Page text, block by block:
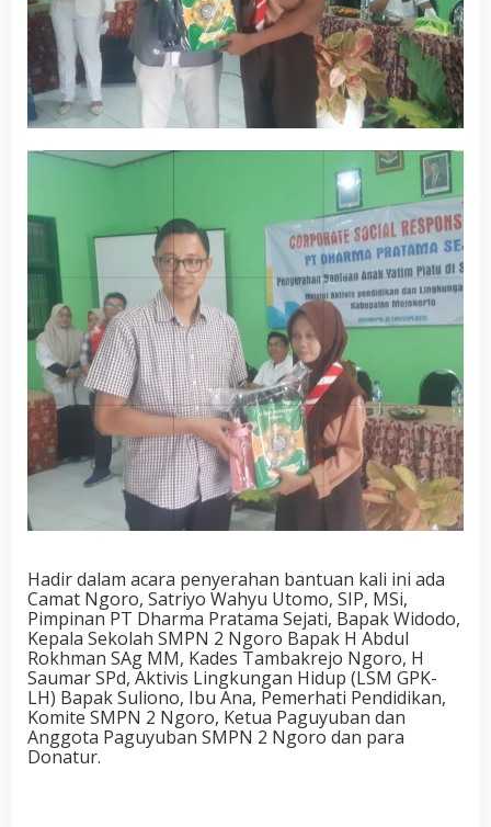
Hadir dalam acara penyerahan bantuan kali ini ada
Camat Ngoro, Satriyo Wahyu Utomo, SIP, MSi,
Pimpinan PT Dharma Pratama Sejati, Bapak Widodo,
Kepala Sekolah SMPN 2 Ngoro Bapak H Abdul
Rokhman SAg MM, Kades Tambakrejo Ngoro, H
Saumar SPd, Aktivis Lingkungan Hidup (LSM GPK-
LH) Bapak Suliono, Ibu Ana, Pemerhati Pendidikan,
Komite SMPN 2 Ngoro, Ketua Paguyuban dan
Anggota Paguyuban SMPN 2 Ngoro dan para
Donatur.